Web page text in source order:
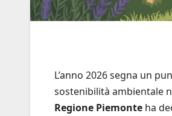
L’anno 2026 segna un
sostenibilità ambientale
Regione Piemonte ha